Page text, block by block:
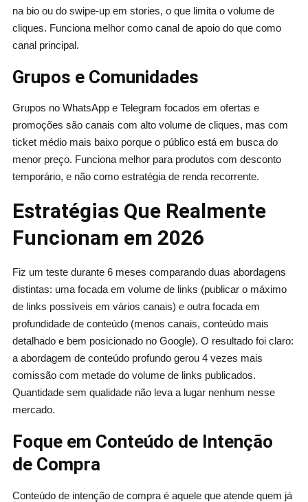
na bio ou do swipe-up em stories, o que limita o volume de
cliques. Funciona melhor como canal de apoio do que como
canal principal.
Grupos e Comunidades
Grupos no WhatsApp e Telegram focados em ofertas e
promoções são canais com alto volume de cliques, mas com
ticket médio mais baixo porque o público está em busca do
menor preço. Funciona melhor para produtos com desconto
temporário, e não como estratégia de renda recorrente.
Estratégias Que Realmente
Funcionam em 2026
Fiz um teste durante 6 meses comparando duas abordagens
distintas: uma focada em volume de links (publicar o máximo
de links possíveis em vários canais) e outra focada em
profundidade de conteúdo (menos canais, conteúdo mais
detalhado e bem posicionado no Google). O resultado foi claro:
a abordagem de conteúdo profundo gerou 4 vezes mais
comissão com metade do volume de links publicados.
Quantidade sem qualidade não leva a lugar nenhum nesse
mercado.
Foque em Conteúdo de Intenção
de Compra
Conteúdo de intenção de compra é aquele que atende quem já